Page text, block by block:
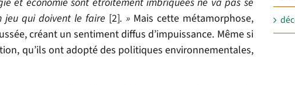
jeu qui doivent le faire [2]. » Mais cette métamorphose,
créant un sentiment diffus d’impuissance. Même si
qu’ils ont adopté des politiques environnementales,